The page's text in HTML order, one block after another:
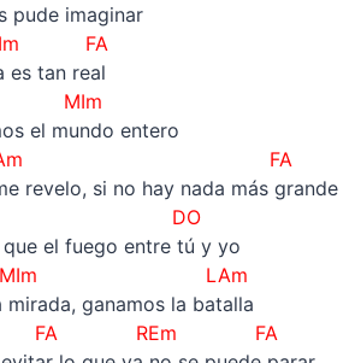
pude imaginar
FA
es tan real
el mundo entero
FA
revelo, si no hay nada más grande
DO
el fuego entre tú y yo
LAm
mirada, ganamos la batalla
FA REm FA